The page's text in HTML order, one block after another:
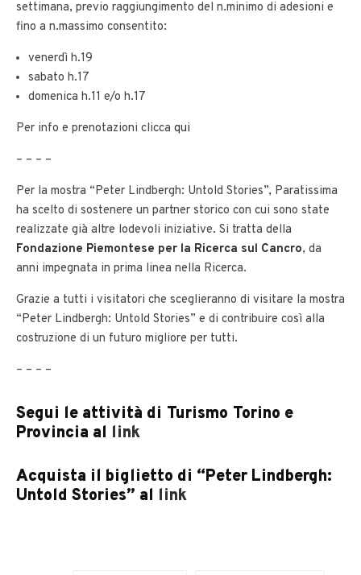
settimana, previo raggiungimento del n.minimo di adesioni e
fino a n.massimo consentito:
venerdì h.19
sabato h.17
domenica h.11 e/o h.17
Per info e prenotazioni clicca qui
– – – –
Per la mostra “Peter Lindbergh: Untold Stories”, Paratissima
ha scelto di sostenere un partner storico con cui sono state
realizzate già altre lodevoli iniziative. Si tratta della
Fondazione Piemontese per la Ricerca sul Cancro, da
anni impegnata in prima linea nella Ricerca.
Grazie a tutti i visitatori che sceglieranno di visitare la mostra
“Peter Lindbergh: Untold Stories” e di contribuire così alla
costruzione di un futuro migliore per tutti.
– – – –
Segui le attività di Turismo Torino e
Provincia al link
Acquista il biglietto di “Peter Lindbergh:
Untold Stories” al link